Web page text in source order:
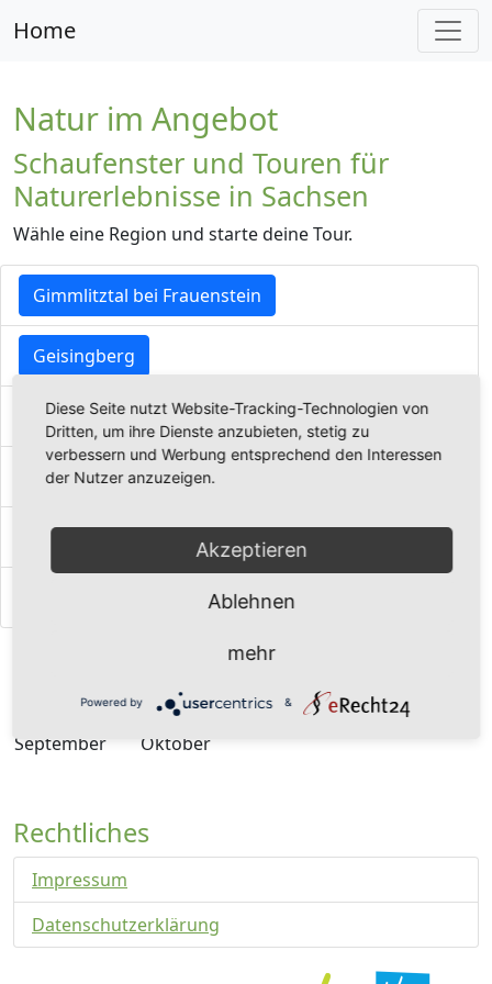
Home
Natur im Angebot
Schaufenster und Touren für
Naturerlebnisse in Sachsen
Wähle eine Region und starte deine Tour.
Gimmlitztal bei Frauenstein
Geisingberg
Dippoldiswalde - Schwarzbachtal - Malter
Schellerhau Rundtour
Um Kipsdorf und Bärenfels
Bergwiesenvielfalt Rübenau
April Mai Juni Juli
August
September
Oktober
Rechtliches
Impressum
Datenschutzerklärung
Diese Seite nutzt Website-Tracking-Technologien von
Dritten, um ihre Dienste anzubieten, stetig zu
verbessern und Werbung entsprechend den Interessen
der Nutzer anzuzeigen.
Akzeptieren
Ablehnen
mehr
Powered by &